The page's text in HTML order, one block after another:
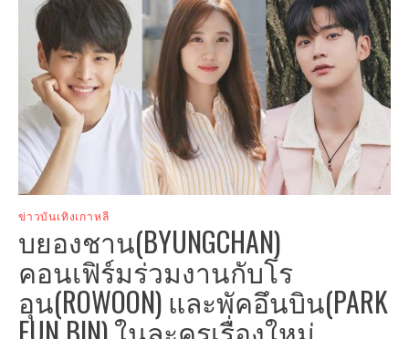
ข่าวบันเทิงเกาหลี
บยองชาน(BYUNGCHAN)
คอนเฟิร์มร่วมงานกับโร
อุน(ROWOON) และพัคอึนบิน(PARK